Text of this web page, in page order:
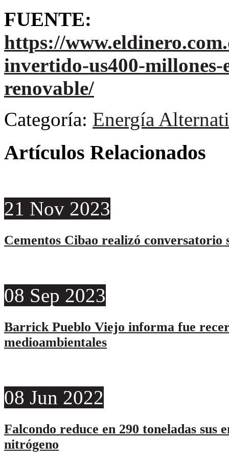
FUENTE:
https://
invertido-us400-millones-
renovable/
Categoría: Energía
Artículos Relacionados
21 Nov 2023
Cementos Cibao realizó conversatorio
08 Sep 2023
Barrick Pueblo Viejo informa fue
medioambientales
08 Jun 2022
Falcondo reduce en 290 toneladas sus
nitrógeno